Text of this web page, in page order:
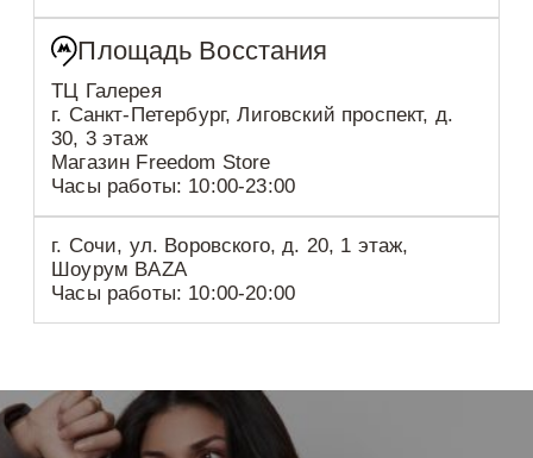
Площадь Восстания
ТЦ Галерея
г. Санкт-Петербург, Лиговский проспект, д.
30, 3 этаж
Магазин Freedom Store
Часы работы: 10:00-23:00
г. Сочи, ул. Воровского, д. 20, 1 этаж,
Шоурум BAZA
Часы работы: 10:00-20:00